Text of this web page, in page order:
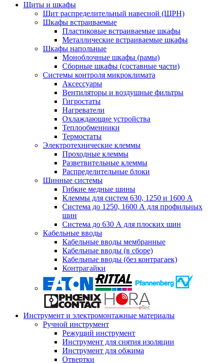
Щиты и шкафы
Щит распределительный навесной (ЩРН)
Шкафы встраиваемые
Пластиковые встраиваемые шкафы
Металлические встраиваемые шкафы
Шкафы напольные
Моноблочные шкафы (рамы)
Сборные шкафы (составные части)
Системы контроля микроклимата
Аксессуары
Вентиляторы и воздушные фильтры
Гигростаты
Нагреватели
Охлаждающие устройства
Теплообменники
Термостаты
Электротехнические клеммы
Проходные клеммы
Разветвительные клеммы
Распределительные блоки
Шинные системы
Гибкие медные шины
Клеммы для систем 630, 1250 и 1600 А
Система до 1250, 1600 А для профильных
шин
Система до 630 А для плоских шин
Кабельные вводы
Кабельные вводы мембранные
Кабельные вводы (в сборе)
Кабельные вводы (без контрагаек)
Контрагайки
Инструмент и электромонтажные материалы
Ручной инструмент
Режущий инструмент
Инструмент для снятия изоляции
Инструмент для обжима
Отвертки